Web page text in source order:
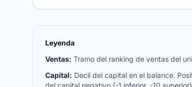
Leyenda
Ventas: Tramo del ranking de ventas del
Capital: Decil del capital en el balance.
del capital negativo (-1 inferior, -10